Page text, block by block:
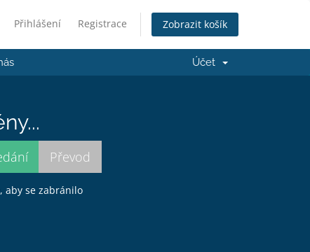
Přihlášení Registrace Zobrazit košík
Účet
aby se zabránilo